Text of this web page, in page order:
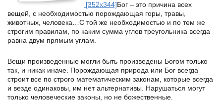
[352x344]Бог – это причина всех
вещей, с необходимостью порождающая горы, травы,
животных, человека…С той же необходимостью и по тем же
строгим правилам, по каким сумма углов треугольника всегда
равна двум прямым углам.
Вещи произведенные могли быть произведены Богом только
так, и никак иначе. Порождающая природа или Бог всегда
строит все по строго математическим законам, которые всегда
и везде одинаковы, им нет альтернативы. Нарушаться могут
только человеческие законы, но не божественные.